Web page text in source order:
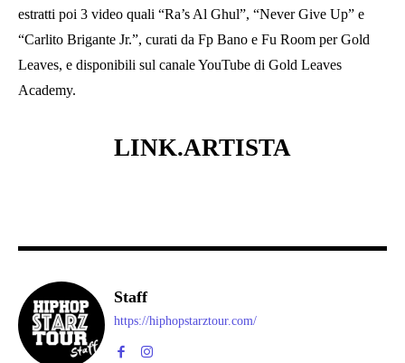
estratti poi 3 video quali “Ra’s Al Ghul”, “Never Give Up” e
“Carlito Brigante Jr.”, curati da Fp Bano e Fu Room per Gold
Leaves, e disponibili sul canale YouTube di Gold Leaves
Academy.
LINK.ARTISTA
Staff
https://hiphopstarztour.com/